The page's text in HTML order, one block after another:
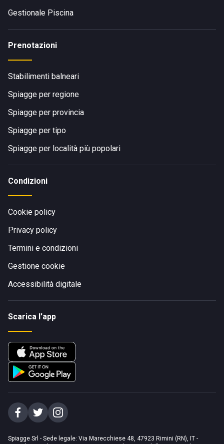
Gestionale Piscina
Prenotazioni
Stabilimenti balneari
Spiagge per regione
Spiagge per provincia
Spiagge per tipo
Spiagge per località più popolari
Condizioni
Cookie policy
Privacy policy
Termini e condizioni
Gestione cookie
Accessibilità digitale
Scarica l'app
Spiagge Srl - Sede legale: Via Marecchiese 48, 47923 Rimini (RN), IT -